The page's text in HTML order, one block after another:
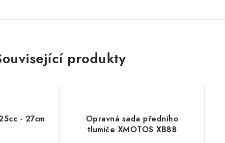
produkty
- 27cm
Opravná sada předního
tlumiče XMOTOS XB88